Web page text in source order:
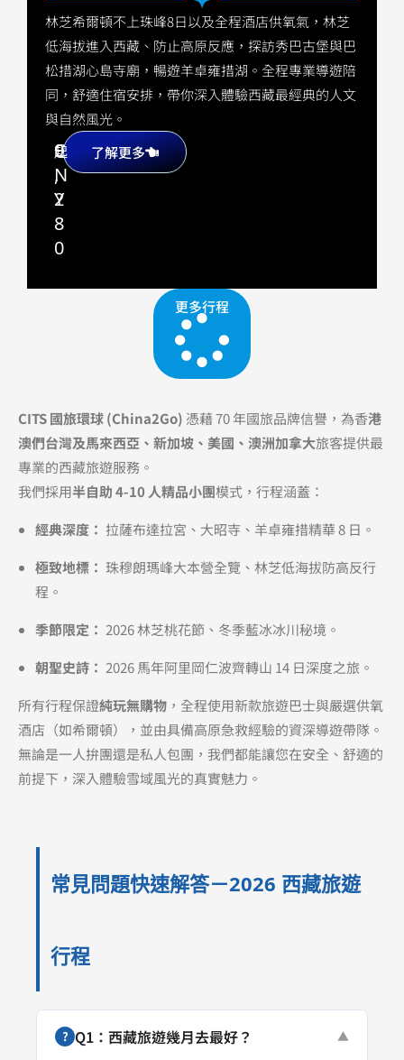
林芝希爾頓不上珠峰8日以及全程酒店供氧氣，林芝
低海拔進入西藏、防止高原反應，探訪秀巴古堡與巴
松措湖心島寺廟，暢遊羊卓雍措湖。全程專業導遊陪
同，舒適住宿安排，帶你深入體驗西藏最經典的人文
與自然風光。
了解更多
9
,
2
8
0
C
N
Y
起
更多行程
CITS 國旅環球 (China2Go) 憑藉 70 年國旅品牌信譽，為香港
澳們台灣及馬來西亞、新加坡、美國、澳洲加拿大旅客提供最
專業的西藏旅遊服務。
我們採用半自助 4-10 人精品小團模式，行程涵蓋：
經典深度： 拉薩布達拉宮、大昭寺、羊卓雍措精華 8 日。
極致地標： 珠穆朗瑪峰大本營全覽、林芝低海拔防高反行
程。
季節限定： 2026 林芝桃花節、冬季藍冰冰川秘境。
朝聖史詩： 2026 馬年阿里岡仁波齊轉山 14 日深度之旅。
所有行程保證純玩無購物 ，全程使用新款旅遊巴士與嚴選供氧
酒店（如希爾頓），並由具備高原急救經驗的資深導遊帶隊。
無論是一人拚團還是私人包團，我們都能讓您在安全、舒適的
前提下，深入體驗雪域風光的真實魅力。
常見問題快速解答－2026 西藏旅遊
行程
? Q1：西藏旅遊幾月去最好？ ▼